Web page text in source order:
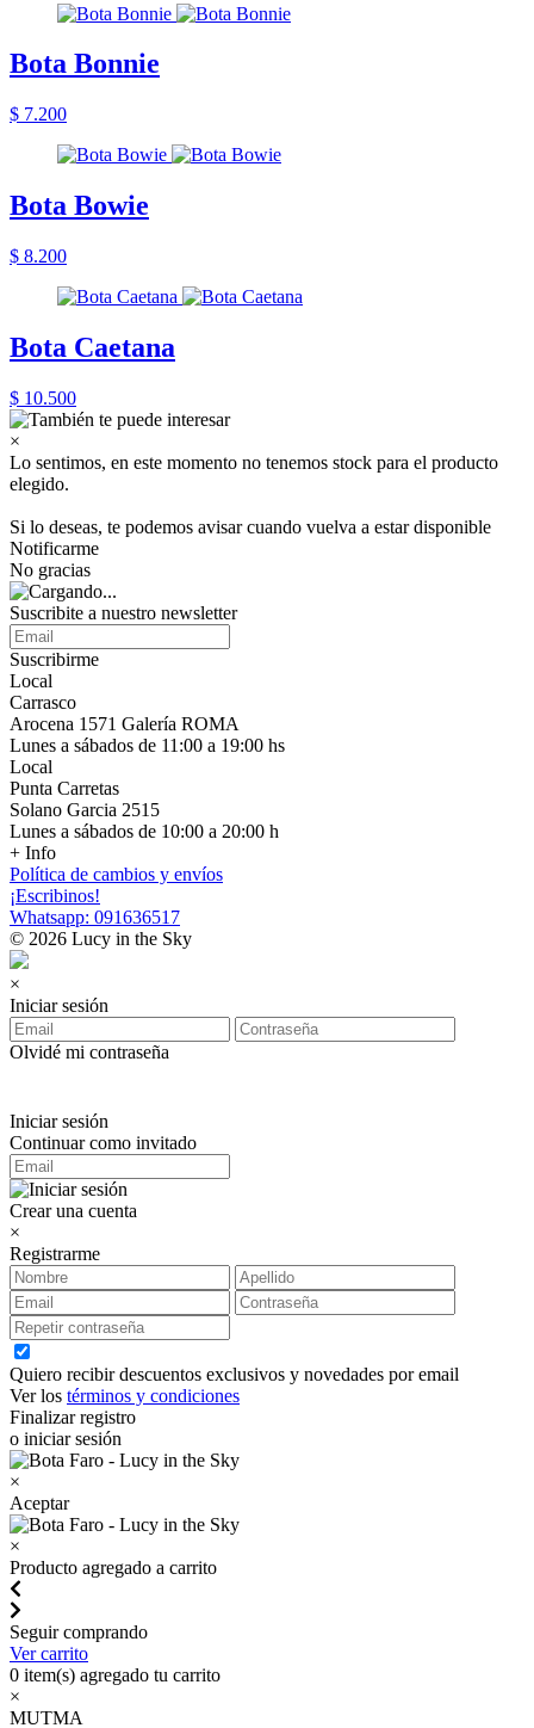
Bota Bonnie
$ 7.200
Bota Bowie
$ 8.200
Bota Caetana
$ 10.500
×
Lo sentimos, en este momento no tenemos stock para el producto
elegido.
Si lo deseas, te podemos avisar cuando vuelva a estar disponible
Notificarme
No gracias
Suscribite a nuestro newsletter
Suscribirme
Local
Carrasco
Arocena 1571 Galería ROMA
Lunes a sábados de 11:00 a 19:00 hs
Local
Punta Carretas
Solano Garcia 2515
Lunes a sábados de 10:00 a 20:00 h
+ Info
Política de cambios y envíos
¡Escribinos!
Whatsapp: 091636517
© 2026 Lucy in the Sky
×
Iniciar sesión
Olvidé mi contraseña
Iniciar sesión
Continuar como invitado
Crear una cuenta
×
Registrarme
Quiero recibir descuentos exclusivos y novedades por email
Ver los términos y condiciones
Finalizar registro
o iniciar sesión
×
Aceptar
×
Producto agregado a carrito
Seguir comprando
Ver carrito
0 item(s) agregado tu carrito
×
MUTMA